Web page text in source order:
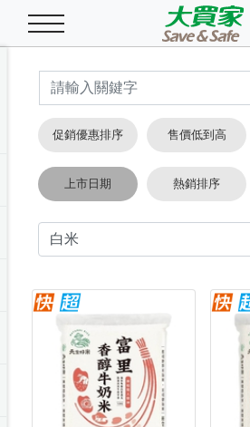
米/五穀/濃湯
油/調味料
泡麵 / 麵條
休閒零嘴
美味餅乾
糖果/巧克力
養生保健/常備品
奶粉/穀麥片
特色茶品
沐浴乳香皂
美髮造型
口腔清潔
開架/身體保養
鍋具/飲水/廚房
掃除用具/照明/五金
傢飾/收納/衛浴
衛生紙/濕巾
衣物清潔
居家清潔
成人/嬰兒紙尿褲
廚房家電
季節家電
生活家電
文具/辦公用品
汽機車百貨
休閒/運動
冷凍免運
箱購免運
主題專區
促銷優惠排序 售價低到高
上市日期 熱銷排序